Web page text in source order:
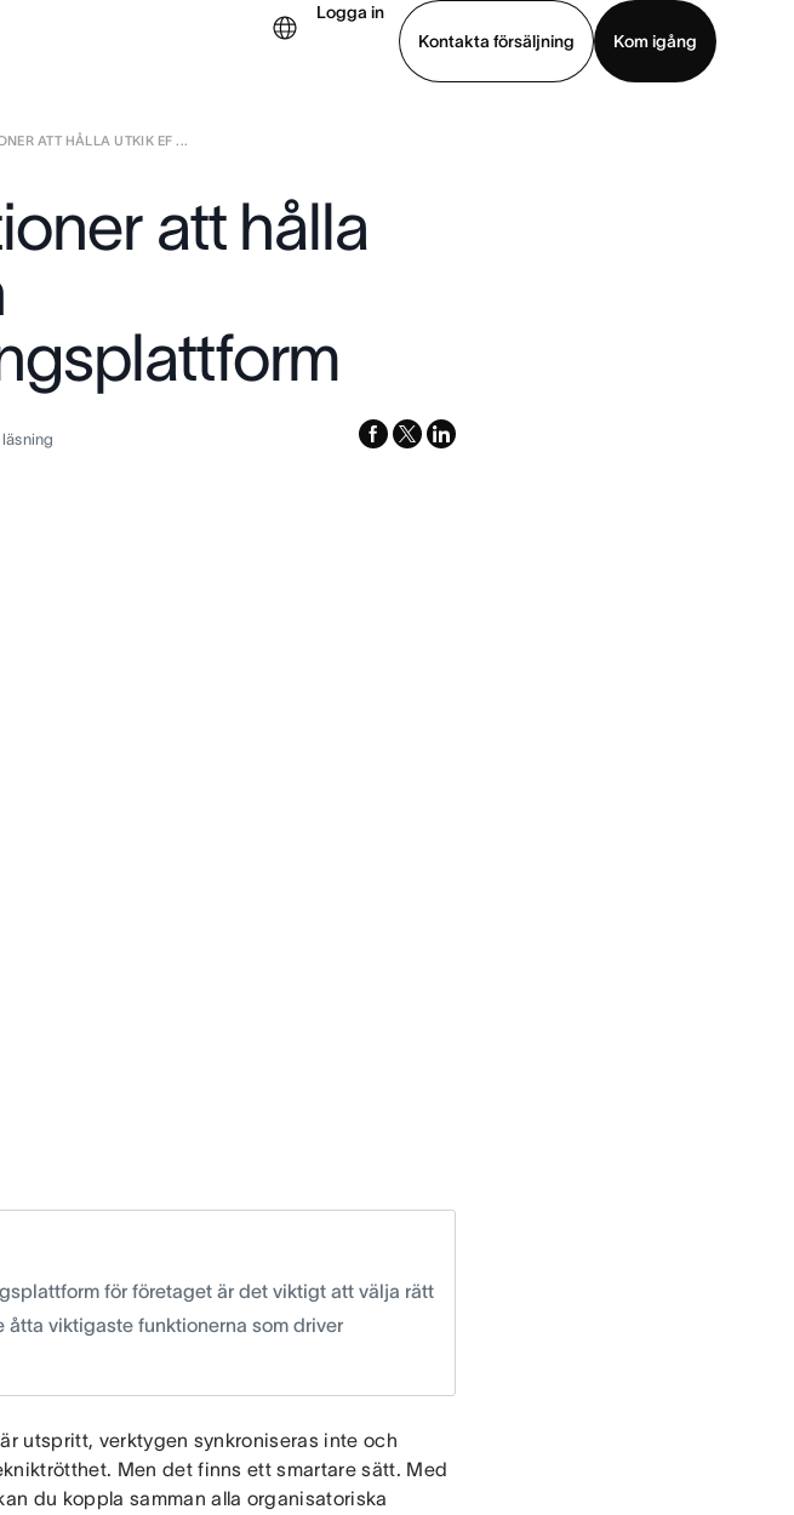
Logga in
Kontakta försäljning
Kom igång
Kontakta försäljning
ATT HÅLLA UTKIK EF ...
att hålla
facebook
x-
linkedin
för företaget är det viktigt att välja rätt
viktigaste funktionerna som driver
utspritt, verktygen synkroniseras inte och
Men det finns ett smartare sätt. Med
du koppla samman alla organisatoriska